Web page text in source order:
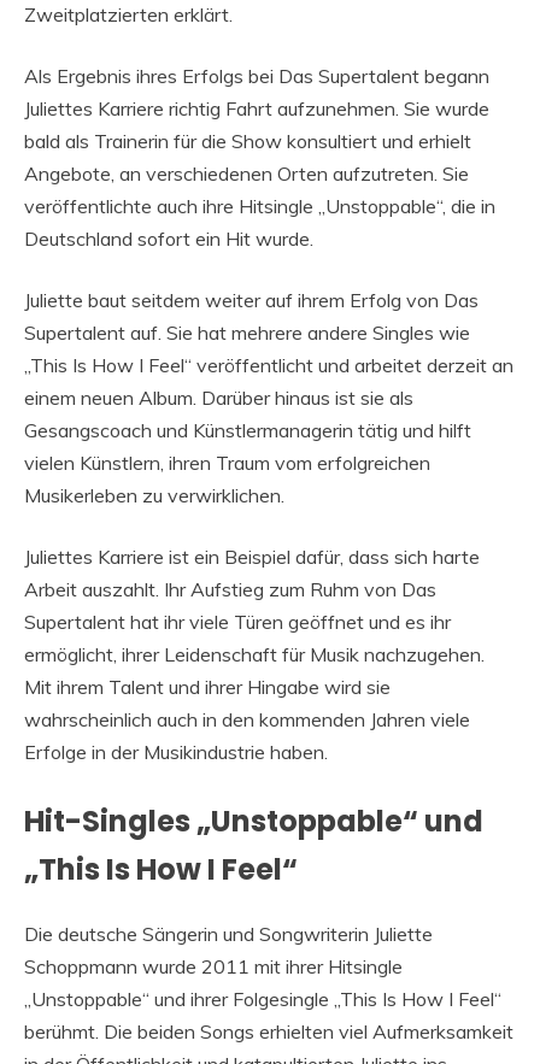
Zweitplatzierten erklärt.
Als Ergebnis ihres Erfolgs bei Das Supertalent begann
Juliettes Karriere richtig Fahrt aufzunehmen. Sie wurde
bald als Trainerin für die Show konsultiert und erhielt
Angebote, an verschiedenen Orten aufzutreten. Sie
veröffentlichte auch ihre Hitsingle „Unstoppable“, die in
Deutschland sofort ein Hit wurde.
Juliette baut seitdem weiter auf ihrem Erfolg von Das
Supertalent auf. Sie hat mehrere andere Singles wie
„This Is How I Feel“ veröffentlicht und arbeitet derzeit an
einem neuen Album. Darüber hinaus ist sie als
Gesangscoach und Künstlermanagerin tätig und hilft
vielen Künstlern, ihren Traum vom erfolgreichen
Musikerleben zu verwirklichen.
Juliettes Karriere ist ein Beispiel dafür, dass sich harte
Arbeit auszahlt. Ihr Aufstieg zum Ruhm von Das
Supertalent hat ihr viele Türen geöffnet und es ihr
ermöglicht, ihrer Leidenschaft für Musik nachzugehen.
Mit ihrem Talent und ihrer Hingabe wird sie
wahrscheinlich auch in den kommenden Jahren viele
Erfolge in der Musikindustrie haben.
Hit-Singles „Unstoppable“ und
„This Is How I Feel“
Die deutsche Sängerin und Songwriterin Juliette
Schoppmann wurde 2011 mit ihrer Hitsingle
„Unstoppable“ und ihrer Folgesingle „This Is How I Feel“
berühmt. Die beiden Songs erhielten viel Aufmerksamkeit